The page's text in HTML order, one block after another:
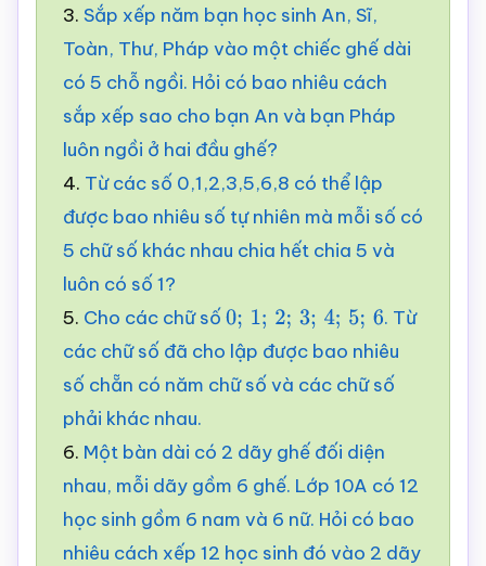
3. Sắp xếp năm bạn học sinh An, Sĩ,
Toàn, Thư, Pháp vào một chiếc ghế dài
có 5 chỗ ngồi. Hỏi có bao nhiêu cách
sắp xếp sao cho bạn An và bạn Pháp
luôn ngồi ở hai đầu ghế?
4. Từ các số 0,1,2,3,5,6,8 có thể lập
được bao nhiêu số tự nhiên mà mỗi số có
5 chữ số khác nhau chia hết chia 5 và
luôn có số 1?
5. Cho các chữ số 0; ;2 3;4;5 6
. Từ
các chữ số đã cho lập được bao nhiêu
số chẵn có năm chữ số và các chữ số
phải khác nhau.
6. Một bàn dài có 2 dãy ghế đối diện
nhau, mỗi dãy gồm 6 ghế. Lớp 10A có 12
học sinh gồm 6 nam và 6 nữ. Hỏi có bao
nhiêu cách xếp 12 học sinh đó vào 2 dãy